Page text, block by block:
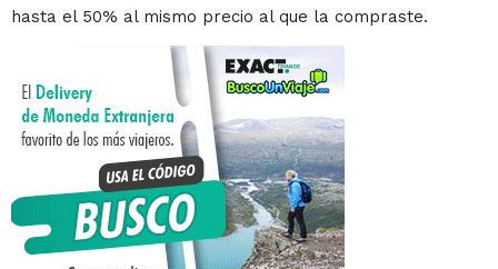
hasta el 50% al mismo precio al que la compraste.